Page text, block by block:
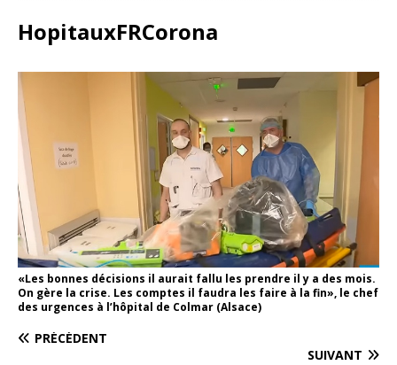
HopitauxFRCorona
«Les bonnes décisions il aurait fallu les prendre il y a des mois.
On gère la crise. Les comptes il faudra les faire à la fin», le chef
des urgences à l’hôpital de Colmar (Alsace)
PRÉCÉDENT
SUIVANT